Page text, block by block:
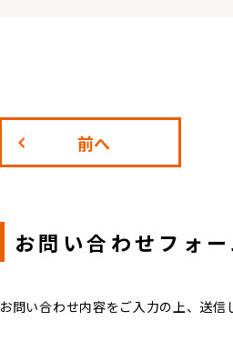
前へ
お問い合わせフォー
お問い合わせ内容をご入力の上、送信